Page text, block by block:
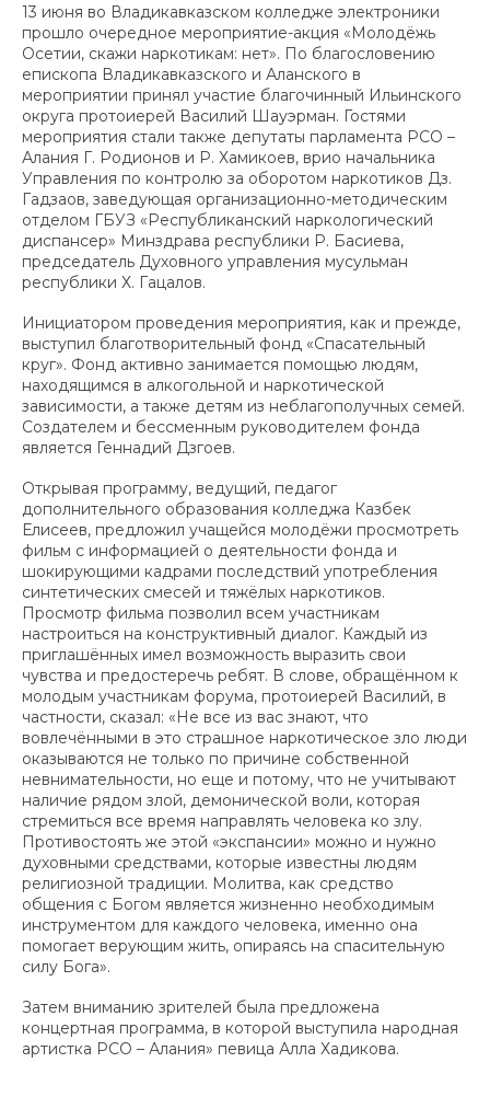
13 июня во Владикавказском колледже электроники
прошло очередное мероприятие-акция «Молодёжь
Осетии, скажи наркотикам: нет». По благословению
епископа Владикавказского и Аланского в
мероприятии принял участие благочинный Ильинского
округа протоиерей Василий Шауэрман. Гостями
мероприятия стали также депутаты парламента РСО –
Алания Г. Родионов и Р. Хамикоев, врио начальника
Управления по контролю за оборотом наркотиков Дз.
Гадзаов, заведующая организационно-методическим
отделом ГБУЗ «Республиканский наркологический
диспансер» Минздрава республики Р. Басиева,
председатель Духовного управления мусульман
республики Х. Гацалов.
Инициатором проведения мероприятия, как и прежде,
выступил благотворительный фонд «Спасательный
круг». Фонд активно занимается помощью людям,
находящимся в алкогольной и наркотической
зависимости, а также детям из неблагополучных семей.
Создателем и бессменным руководителем фонда
является Геннадий Дзгоев.
Открывая программу, ведущий, педагог
дополнительного образования колледжа Казбек
Елисеев, предложил учащейся молодёжи просмотреть
фильм с информацией о деятельности фонда и
шокирующими кадрами последствий употребления
синтетических смесей и тяжёлых наркотиков.
Просмотр фильма позволил всем участникам
настроиться на конструктивный диалог. Каждый из
приглашённых имел возможность выразить свои
чувства и предостеречь ребят. В слове, обращённом к
молодым участникам форума, протоиерей Василий, в
частности, сказал: «Не все из вас знают, что
вовлечёнными в это страшное наркотическое зло люди
оказываются не только по причине собственной
невнимательности, но еще и потому, что не учитывают
наличие рядом злой, демонической воли, которая
стремиться все время направлять человека ко злу.
Противостоять же этой «экспансии» можно и нужно
духовными средствами, которые известны людям
религиозной традиции. Молитва, как средство
общения с Богом является жизненно необходимым
инструментом для каждого человека, именно она
помогает верующим жить, опираясь на спасительную
силу Бога».
Затем вниманию зрителей была предложена
концертная программа, в которой выступила народная
артистка РСО – Алания» певица Алла Хадикова.